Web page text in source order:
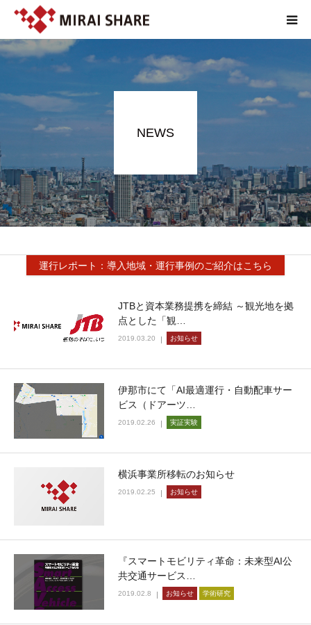
NEWS
運行レポート：導入地域・運行事例のご紹介はこちら
JTBと資本業務提携を締結 ～観光地を拠
点とした「観…
2019.03.20 お知らせ
伊那市にて「AI最適運行・自動配車サー
ビス（ドアーツ…
2019.02.26 実証実験
横浜事業所移転のお知らせ
2019.02.25 お知らせ
『スマートモビリティ革命：未来型AI公
共交通サービス…
2019.02.8 お知らせ 学術研究
NEWS
TECHNOLOGY
SERVICE
REPORT
ABOUT